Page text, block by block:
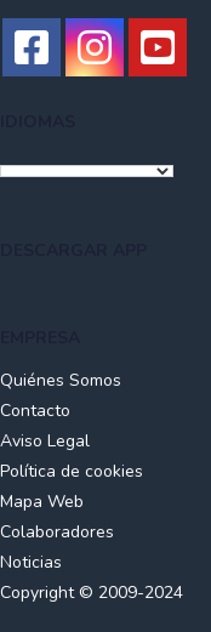
Quiénes Somos
Contacto
Aviso Legal
Política de cookies
Mapa Web
Colaboradores
Noticias
Copyright © 2009-2024